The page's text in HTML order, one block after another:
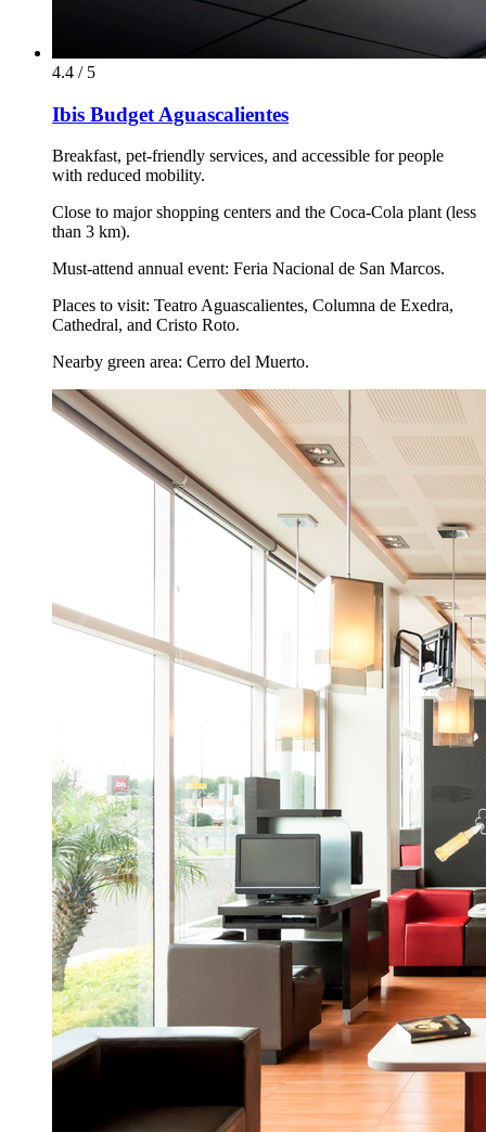
4.4 / 5
Ibis Budget Aguascalientes
Breakfast, pet-friendly services, and accessible for people
with reduced mobility.
Close to major shopping centers and the Coca-Cola plant (less
than 3 km).
Must-attend annual event: Feria Nacional de San Marcos.
Places to visit: Teatro Aguascalientes, Columna de Exedra,
Cathedral, and Cristo Roto.
Nearby green area: Cerro del Muerto.